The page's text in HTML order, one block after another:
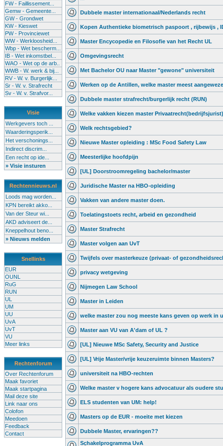
FW - Faillissement...
Gemw - Gemeente...
GW - Grondwet
KW - Kieswet
PW - Provinciewet
WW - Werkloosheid...
Wbp - Wet bescherm...
IB - Wet inkomstbel...
WAO - Wet op de arb..
WWB - W. werk & bij...
RV - W. v. Burgerlijk...
Sr - W. v. Strafrecht
Sv - W. v. Strafvor...
Visie
Werkgevers toch ...
Waarderingsperik...
Het verschonings...
Indirect discrim...
Een recht op ide...
» Visie insturen
Rechtennieuws.nl
Loods mag worden...
KPN bereikt akko...
Van der Steur wi...
AKD adviseert de...
Kneppelhout beno...
» Nieuws melden
Snellinks
EUR
OUNL
RuG
RUN
UL
UM
UU
UvA
UvT
VU
Meer links
Rechtenforum
Over Rechtenforum
Maak favoriet
Maak startpagina
Mail deze site
Link naar ons
Colofon
Meedoen
Feedback
Contact
Dubbele master internationaal/Nederlands recht
Kopen Authentieke biometrisch paspoort , rijbewijs ,
Master Encycopedie en Filosofie van het Recht UL
Omgevingsrecht
Met Bachelor OU naar Master "gewone" universiteit
Werken op de Antillen, welke master meest
Dubbele master strafrecht/burgerlijk recht (RUN)
Welke vakken kiezen master Privaatrecht(bedrijfsjurist)
Welk rechtsgebied?
Nieuwe Master opleiding : MSc Food Safety Law
Meesterlijke hoofdpijn
[UL] Doorstroomregeling bachelor/master
Juridische Master na HBO-opleiding
Vakken van andere master doen.
Toelatingstoets recht, arbeid en gezondheid
Master Strafrecht
Master volgen aan UvT
Twijfels over masterkeuze (privaat- of
privacy wetgeving
Nijmegen Law School
Master in Leiden
welke master zou nog meeste kans geven op werk in
Master aan VU van A'dam of UL ?
[UL] Nieuwe MSc Safety, Security and Justice
[UL] Vrije Master/vrije keuzeruimte binnen Masters?
universiteit na HBO-rechten
Welke master v hogere kans advocatuur als oudere
ELS studenten van UM: help!
Masters op de EUR - moeite met kiezen
Dubbele Master, ervaringen??
Schakelprogramma UvA